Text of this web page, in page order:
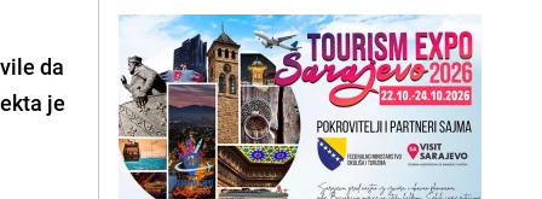
da
je